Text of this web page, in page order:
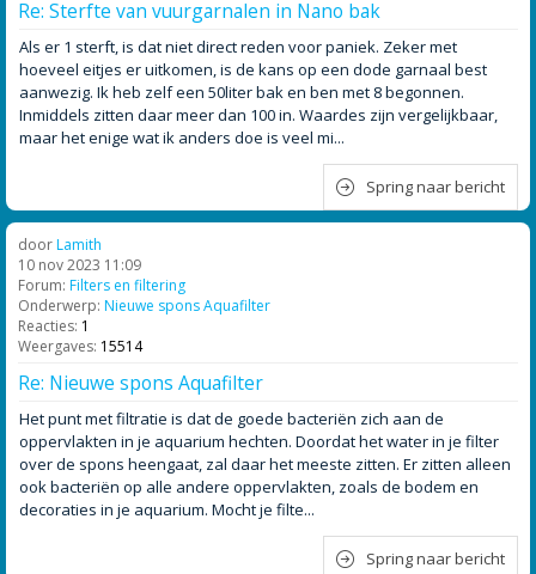
Re: Sterfte van vuurgarnalen in Nano bak
Als er 1 sterft, is dat niet direct reden voor paniek. Zeker met
hoeveel eitjes er uitkomen, is de kans op een dode garnaal best
aanwezig. Ik heb zelf een 50liter bak en ben met 8 begonnen.
Inmiddels zitten daar meer dan 100 in. Waardes zijn vergelijkbaar,
maar het enige wat ik anders doe is veel mi...
Spring naar bericht
doorLamith
10 nov 2023 11:09
Forum: Filters en filtering
Onderwerp: Nieuwe spons Aquafilter
Reacties: 1
Weergaves: 15514
Re: Nieuwe spons Aquafilter
Het punt met filtratie is dat de goede bacteriën zich aan de
oppervlakten in je aquarium hechten. Doordat het water in je filter
over de spons heengaat, zal daar het meeste zitten. Er zitten alleen
ook bacteriën op alle andere oppervlakten, zoals de bodem en
decoraties in je aquarium. Mocht je filte...
Spring naar bericht